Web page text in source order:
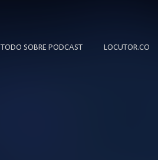
TODO SOBRE PODCAST LOCUTOR.CO